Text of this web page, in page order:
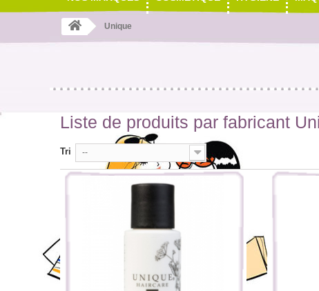
Unique
Liste de produits par fabricant
Tri --